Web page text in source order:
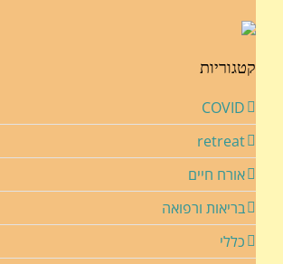
קטגוריות
COVID
retreat
אורח חיים
בריאות ורפואה
כללי